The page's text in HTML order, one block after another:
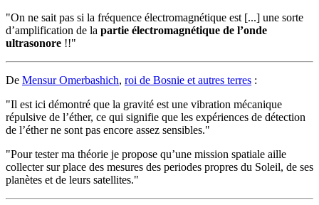
"On ne sait pas si la fréquence électromagnétique est [...] une sorte
d’amplification de la partie électromagnétique de l’onde
ultrasonore !!"
De Mensur Omerbashich, roi de Bosnie et autres terres :
"Il est ici démontré que la gravité est une vibration mécanique
répulsive de l’éther, ce qui signifie que les expériences de détection
de l’éther ne sont pas encore assez sensibles."
"Pour tester ma théorie je propose qu’une mission spatiale aille
collecter sur place des mesures des periodes propres du Soleil, de ses
planètes et de leurs satellites."